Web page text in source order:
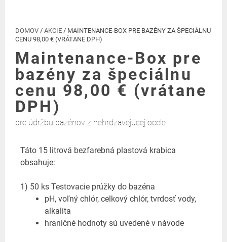
DOMOV / AKCIE / MAINTENANCE-BOX PRE BAZÉNY ZA ŠPECIÁLNU
CENU 98,00 € (VRÁTANE DPH)
Maintenance-Box pre
bazény za špeciálnu
cenu 98,00 € (vrátane
DPH)
pre údržbu bazénov z nehrdzavejúcej ocele
Táto 15 litrová bezfarebná plastová krabica
obsahuje:
1) 50 ks Testovacie prúžky do bazéna
pH, voľný chlór, celkový chlór, tvrdosť vody,
alkalita
hraničné hodnoty sú uvedené v návode